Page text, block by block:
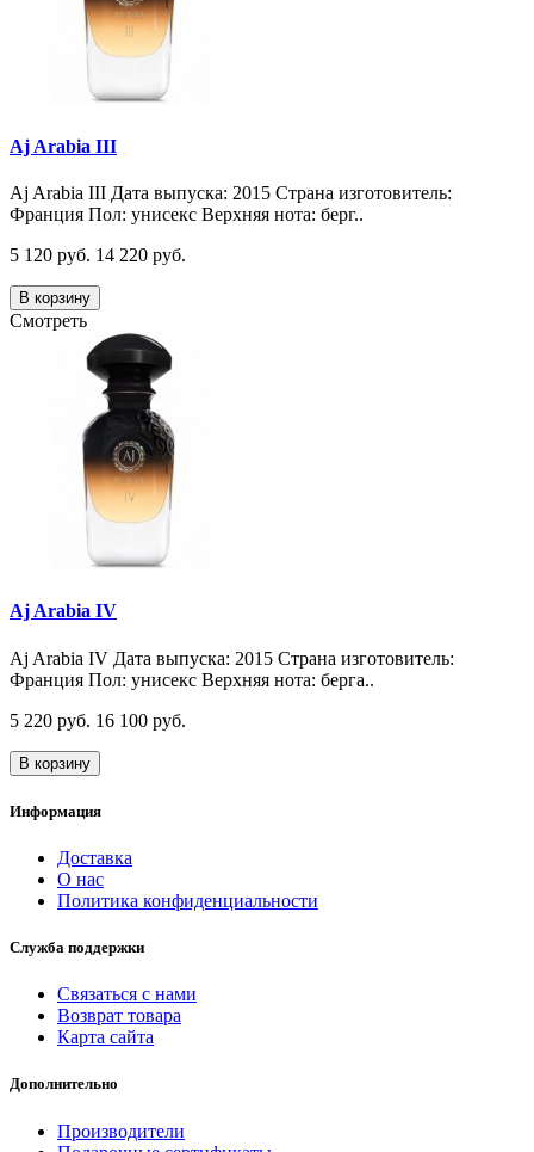
Aj Arabia III
Aj Arabia III Дата выпуска: 2015 Страна изготовитель:
Франция Пол: унисекс Верхняя нота: берг..
5 120 руб. 14 220 руб.
В корзину
Смотреть
Aj Arabia IV
Aj Arabia IV Дата выпуска: 2015 Страна изготовитель:
Франция Пол: унисекс Верхняя нота: берга..
5 220 руб. 16 100 руб.
В корзину
Информация
Доставка
О нас
Политика конфиденциальности
Служба поддержки
Связаться с нами
Возврат товара
Карта сайта
Дополнительно
Производители